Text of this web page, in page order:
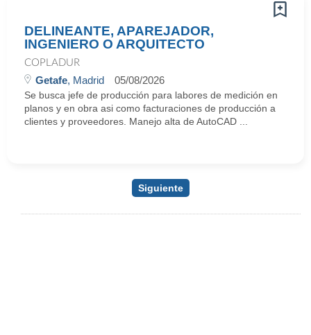
DELINEANTE, APAREJADOR,
INGENIERO O ARQUITECTO
COPLADUR
Getafe, Madrid 05/08/2026
Se busca jefe de producción para labores de medición en
planos y en obra asi como facturaciones de producción a
clientes y proveedores. Manejo alta de AutoCAD ...
Siguiente